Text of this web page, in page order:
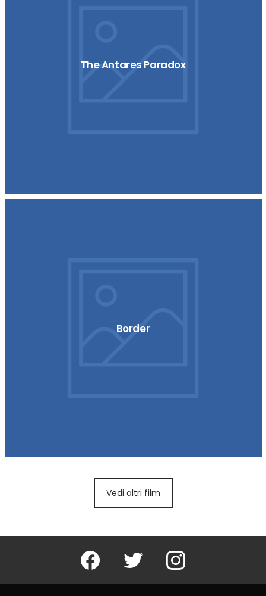
The Antares Paradox
Border
Vedi altri film
Facebook Twitter Instagram